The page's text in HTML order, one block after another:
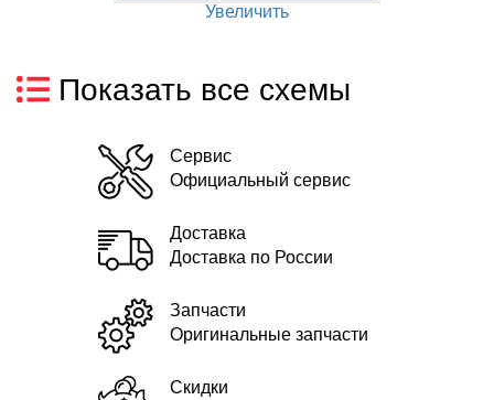
Увеличить
Показать все схемы
Сервис
Официальный сервис
Доставка
Доставка по России
Запчасти
Оригинальные запчасти
Скидки